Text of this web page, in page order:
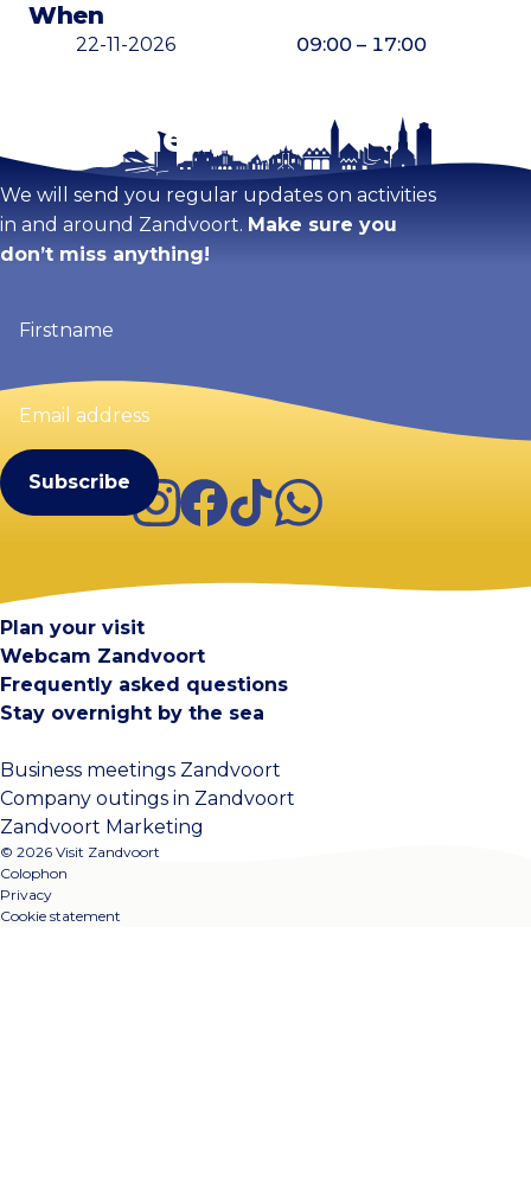
When
22-11-2026 09:00 – 17:00
Enlarge map
Stay tuned!
We will send you regular updates on activities
in and around Zandvoort. Make sure you
don’t miss anything!
(Required)
Email
address
Instagram
Facebook
TikTokWhatsApp
Plan your visit
Webcam Zandvoort
Frequently asked questions
Stay overnight by the sea
Business meetings Zandvoort
Company outings in Zandvoort
Zandvoort Marketing
© 2026 Visit Zandvoort
Colophon
Privacy
Cookie statement